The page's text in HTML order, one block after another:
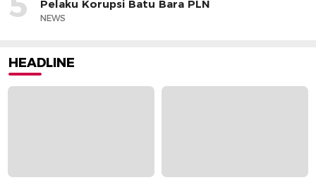
Pelaku Korupsi Batu Bara PLN
NEWS
HEADLINE